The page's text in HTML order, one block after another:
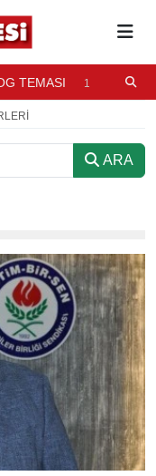
TEMASI
17 SAAT
ARA